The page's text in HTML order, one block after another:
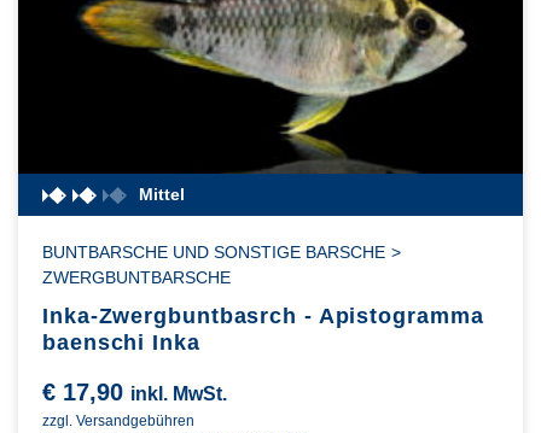
Mittel
BUNTBARSCHE UND SONSTIGE BARSCHE >
ZWERGBUNTBARSCHE
Inka-Zwergbuntbasrch - Apistogramma
baenschi Inka
€ 17,90 inkl. MwSt.
zzgl. Versandgebühren